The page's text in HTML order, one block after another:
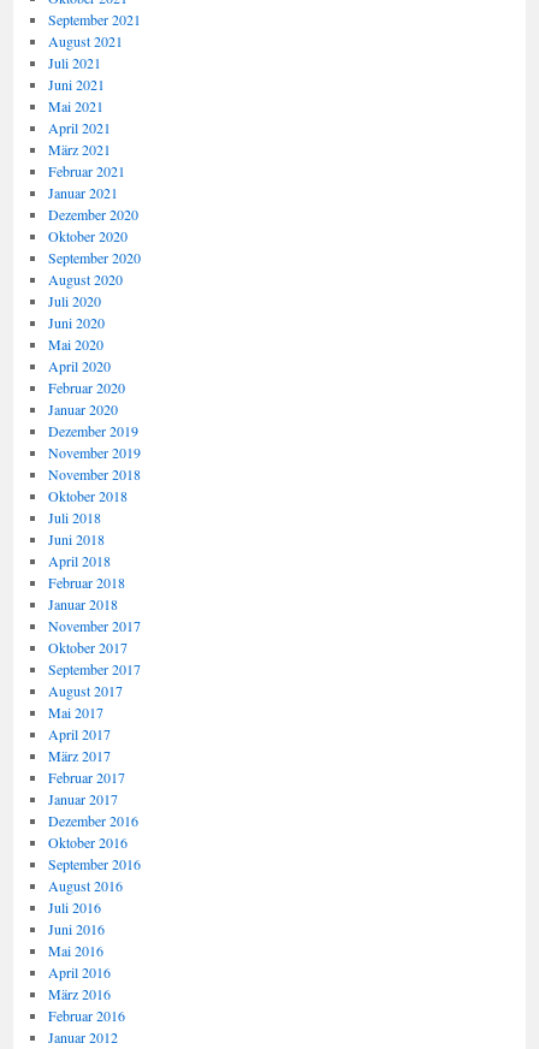
September 2021
August 2021
Juli 2021
Juni 2021
Mai 2021
April 2021
März 2021
Februar 2021
Januar 2021
Dezember 2020
Oktober 2020
September 2020
August 2020
Juli 2020
Juni 2020
Mai 2020
April 2020
Februar 2020
Januar 2020
Dezember 2019
November 2019
November 2018
Oktober 2018
Juli 2018
Juni 2018
April 2018
Februar 2018
Januar 2018
November 2017
Oktober 2017
September 2017
August 2017
Mai 2017
April 2017
März 2017
Februar 2017
Januar 2017
Dezember 2016
Oktober 2016
September 2016
August 2016
Juli 2016
Juni 2016
Mai 2016
April 2016
März 2016
Februar 2016
Januar 2012